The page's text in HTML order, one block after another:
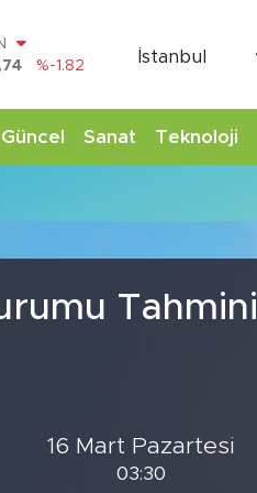
%-1.82
%0.02
İstanbul
Güncel Sanat Teknoloji
Tahmini
16 Mart Pazartesi
03:30